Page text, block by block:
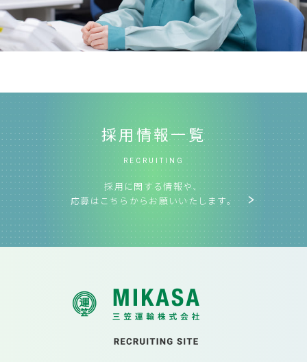
採用情報一覧
RECRUITING
採用に関する情報や、
応募はこちらからお願いいたします。